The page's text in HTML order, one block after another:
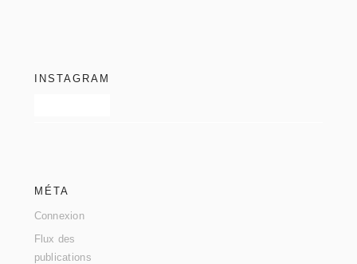
INSTAGRAM
MÉTA
Connexion
Flux des
publications